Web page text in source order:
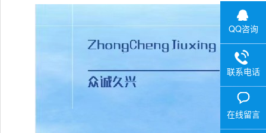
QQ咨询
联系电话
在线留言